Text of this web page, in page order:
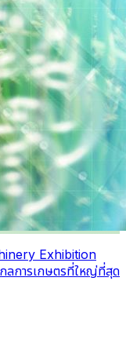
Exhibition
ลการเกษตรที่ใหญ่ที่สุด